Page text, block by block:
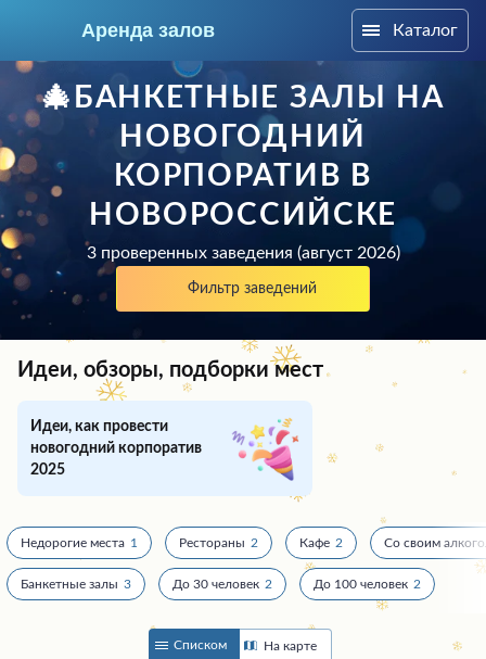
Аренда залов
Колл-центр
+7 (903) 448-30-95
Подберите мне зал
Каталог
🎄БАНКЕТНЫЕ ЗАЛЫ НА
НОВОГОДНИЙ
КОРПОРАТИВ В
НОВОРОССИЙСКЕ
3 проверенных заведения (август 2026)
Фильтр заведений
Идеи, обзоры, подборки мест
Идеи, как провести
новогодний корпоратив
2025
Недорогие места 1 Рестораны 2 Кафе 2 Со своим
Банкетные залы 3 До 30 человек 2 До 100 человек 2
Списком На карте